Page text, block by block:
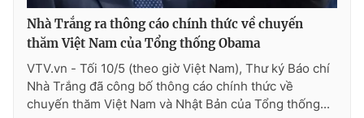
Nhà Trắng ra thông cáo chính thức về chuyến
thăm Việt Nam của Tổng thống Obama
VTV.vn - Tối 10/5 (theo giờ Việt Nam), Thư ký Báo chí
Nhà Trắng đã công bố thông cáo chính thức về
chuyến thăm Việt Nam và Nhật Bản của Tổng thống...